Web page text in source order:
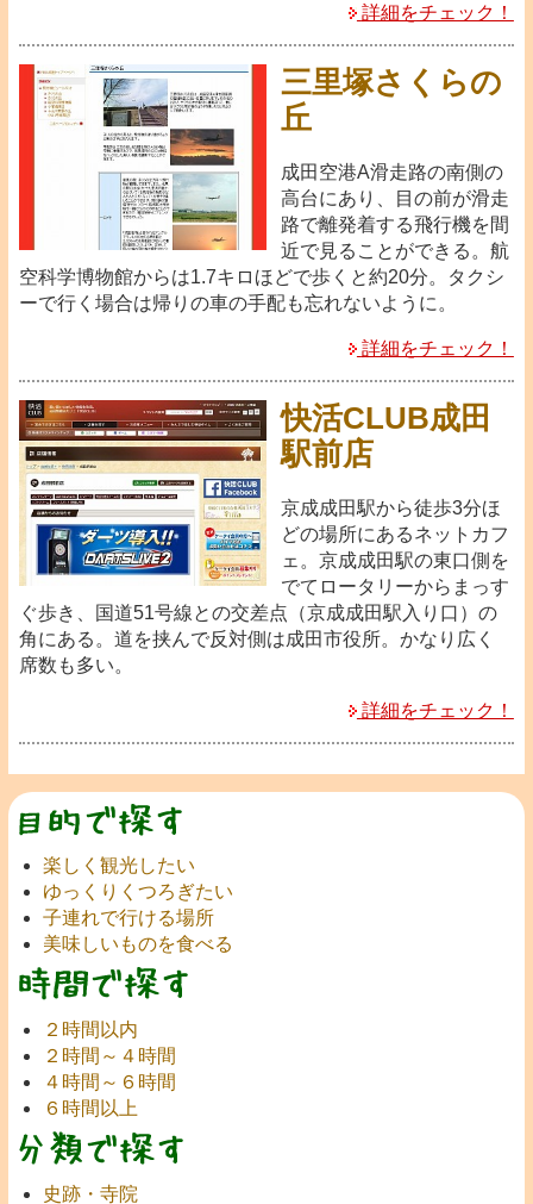
詳細をチェック！
三里塚さくらの
丘
成田空港A滑走路の南側の
高台にあり、目の前が滑走
路で離発着する飛行機を間
近で見ることができる。航
空科学博物館からは1.7キロほどで歩くと約20分。タクシ
ーで行く場合は帰りの車の手配も忘れないように。
詳細をチェック！
快活CLUB成田
駅前店
京成成田駅から徒歩3分ほ
どの場所にあるネットカフ
ェ。京成成田駅の東口側を
でてロータリーからまっす
ぐ歩き、国道51号線との交差点（京成成田駅入り口）の
角にある。道を挟んで反対側は成田市役所。かなり広く
席数も多い。
詳細をチェック！
楽しく観光したい
ゆっくりくつろぎたい
子連れで行ける場所
美味しいものを食べる
２時間以内
２時間～４時間
４時間～６時間
６時間以上
史跡・寺院